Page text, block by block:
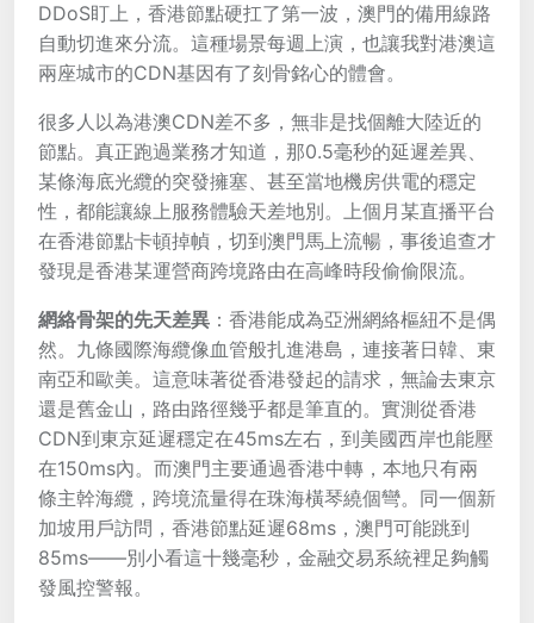
DDoS盯上，香港節點硬扛了第一波，澳門的備用線路
自動切進來分流。這種場景每週上演，也讓我對港澳這
兩座城市的CDN基因有了刻骨銘心的體會。
很多人以為港澳CDN差不多，無非是找個離大陸近的
節點。真正跑過業務才知道，那0.5毫秒的延遲差異、
某條海底光纜的突發擁塞、甚至當地機房供電的穩定
性，都能讓線上服務體驗天差地別。上個月某直播平台
在香港節點卡頓掉幀，切到澳門馬上流暢，事後追查才
發現是香港某運營商跨境路由在高峰時段偷偷限流。
網絡骨架的先天差異 ：香港能成為亞洲網絡樞紐不是偶
然。九條國際海纜像血管般扎進港島，連接著日韓、東
南亞和歐美。這意味著從香港發起的請求，無論去東京
還是舊金山，路由路徑幾乎都是筆直的。實測從香港
CDN到東京延遲穩定在45ms左右，到美國西岸也能壓
在150ms內。而澳門主要通過香港中轉，本地只有兩
條主幹海纜，跨境流量得在珠海橫琴繞個彎。同一個新
加坡用戶訪問，香港節點延遲68ms，澳門可能跳到
85ms——別小看這十幾毫秒，金融交易系統裡足夠觸
發風控警報。